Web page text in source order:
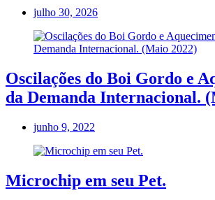
julho 30, 2026
Oscilações do Boi Gordo e
da Demanda Internacional.
junho 9, 2022
Microchip em seu Pet.